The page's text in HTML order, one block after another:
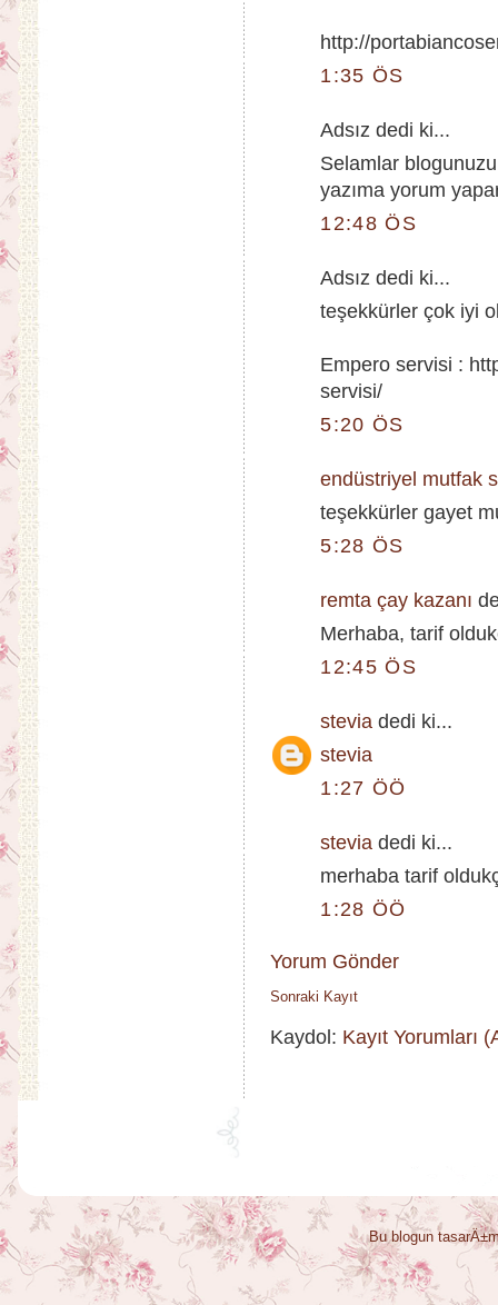
http://
1:35 ÖS
Adsız dedi ki...
Selamlar
yazıma yorum
12:48 ÖS
Adsız dedi ki...
teşekkürler çok iyi
Empero servisi :
servisi/
5:20 ÖS
endüstriyel mutfak
teşekkürler gayet
5:28 ÖS
remta çay kazanı
Merhaba, tarif
12:45 ÖS
stevia dedi ki...
stevia
1:27 ÖÖ
stevia dedi ki...
merhaba tarif
1:28 ÖÖ
Yorum Gönder
Sonraki Kayıt
Kaydol: Kayıt Yorumları
Bu blogun